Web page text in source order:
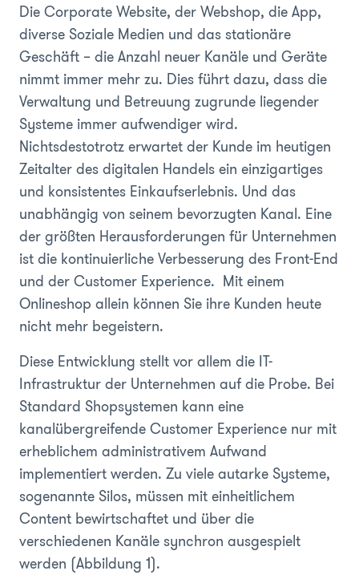
Die Corporate Website, der Webshop, die App,
diverse Soziale Medien und das stationäre
Geschäft – die Anzahl neuer Kanäle und Geräte
nimmt immer mehr zu. Dies führt dazu, dass die
Verwaltung und Betreuung zugrunde liegender
Systeme immer aufwendiger wird.
Nichtsdestotrotz erwartet der Kunde im heutigen
Zeitalter des digitalen Handels ein einzigartiges
und konsistentes Einkaufserlebnis. Und das
unabhängig von seinem bevorzugten Kanal. Eine
der größten Herausforderungen für Unternehmen
ist die kontinuierliche Verbesserung des Front-End
und der Customer Experience. Mit einem
Onlineshop allein können Sie ihre Kunden heute
nicht mehr begeistern.
Diese Entwicklung stellt vor allem die IT-
Infrastruktur der Unternehmen auf die Probe. Bei
Standard Shopsystemen kann eine
kanalübergreifende Customer Experience nur mit
erheblichem administrativem Aufwand
implementiert werden. Zu viele autarke Systeme,
sogenannte Silos, müssen mit einheitlichem
Content bewirtschaftet und über die
verschiedenen Kanäle synchron ausgespielt
werden (Abbildung 1).